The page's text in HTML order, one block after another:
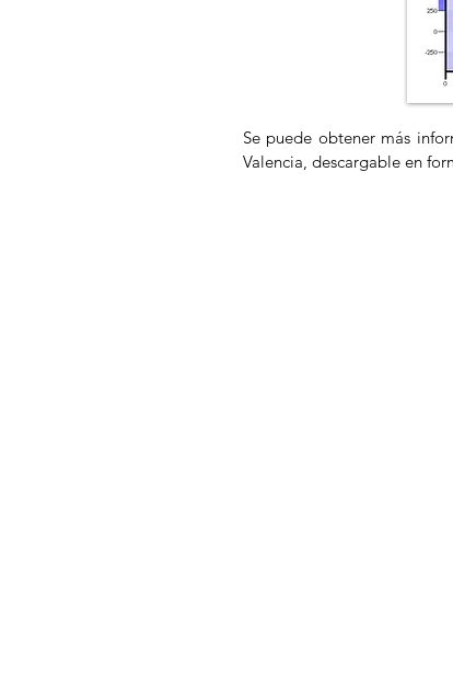
Se puede obtener más
Valencia, descargable en